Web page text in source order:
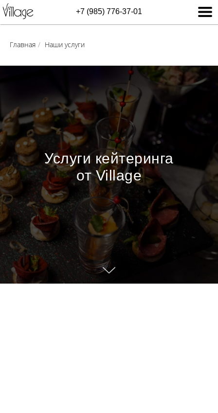
+7 (985) 776-37-01
Главная / Наши услуги
Услуги кейтеринга
от Village